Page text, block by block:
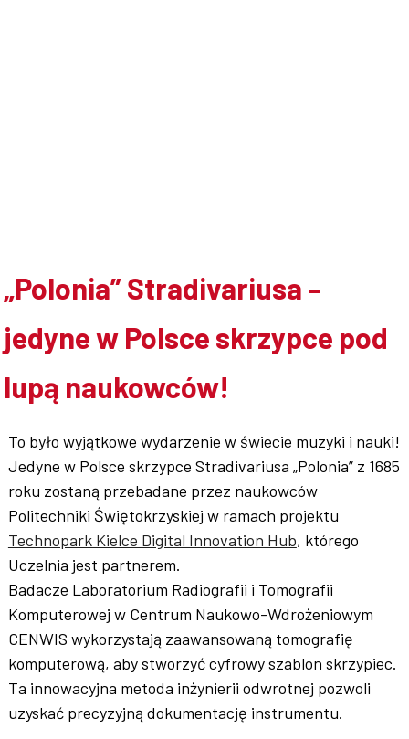
„Polonia” Stradivariusa –
jedyne w Polsce skrzypce pod
lupą naukowców!
To było wyjątkowe wydarzenie w świecie muzyki i nauki!
Jedyne w Polsce skrzypce Stradivariusa „Polonia” z 1685
roku zostaną przebadane przez naukowców
Politechniki Świętokrzyskiej w ramach projektu
Technopark Kielce Digital Innovation Hub, którego
Uczelnia jest partnerem.
Badacze Laboratorium Radiografii i Tomografii
Komputerowej w Centrum Naukowo-Wdrożeniowym
CENWIS wykorzystają zaawansowaną tomografię
komputerową, aby stworzyć cyfrowy szablon skrzypiec.
Ta innowacyjna metoda inżynierii odwrotnej pozwoli
uzyskać precyzyjną dokumentację instrumentu.
Współpraca
Kontakt